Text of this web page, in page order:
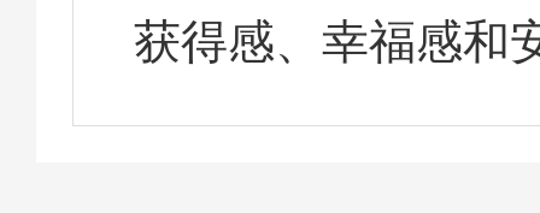
获得感、幸福感和